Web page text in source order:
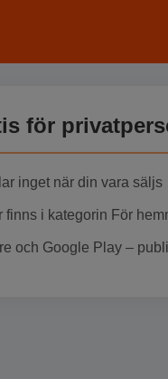
för
inget när din vara säljs
finns i kategorin För
och Google Play –